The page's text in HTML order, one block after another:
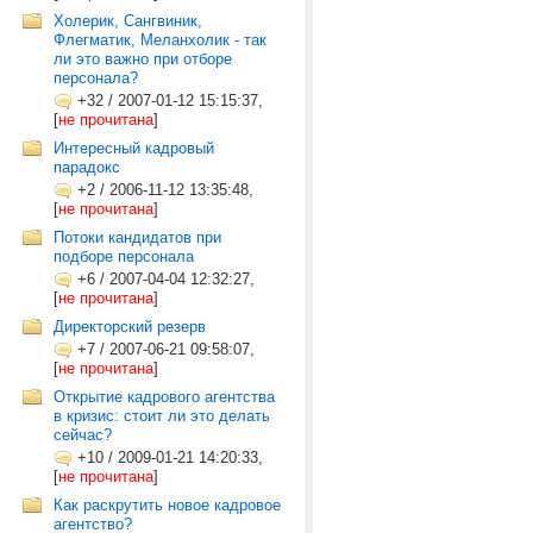
Холерик, Сангвиник,
Флегматик, Меланхолик - так
ли это важно при отборе
персонала?
+32 / 2007-01-12 15:15:37,
[не прочитана]
Интересный кадровый
парадокс
+2 / 2006-11-12 13:35:48,
[не прочитана]
Потоки кандидатов при
подборе персонала
+6 / 2007-04-04 12:32:27,
[не прочитана]
Директорский резерв
+7 / 2007-06-21 09:58:07,
[не прочитана]
Открытие кадрового агентства
в кризис: стоит ли это делать
сейчас?
+10 / 2009-01-21 14:20:33,
[не прочитана]
Как раскрутить новое кадровое
агентство?